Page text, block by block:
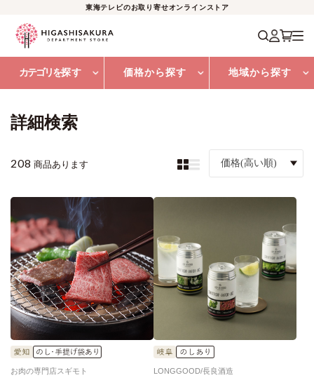
東海テレビのお取り寄せオンラインストア
カテゴリを探す 価格から探す 地域から探す
詳細検索
208 商品あります 価格(高い順)
お肉の専門店スギモト LONGGOOD/長良酒造